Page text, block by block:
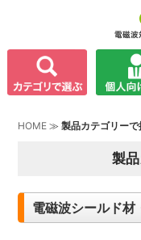
HOME ≫製品カテゴリーで
製
電磁波シールド材